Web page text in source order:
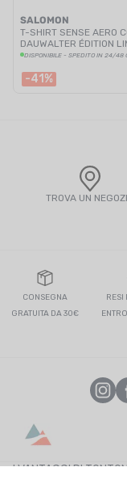
SALOMON
T-SHIRT SENSE AERO
DAUWALTER ÉDITION
DISPONIBILE - SPEDITO IN 24/48
-41%
TROVA UN
CONSEGNA
GRATUITA DA 30€
RESI
I VANTAGGI DI